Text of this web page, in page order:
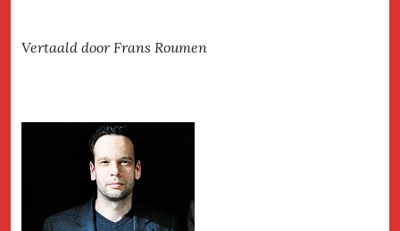
Vertaald door Frans Roumen